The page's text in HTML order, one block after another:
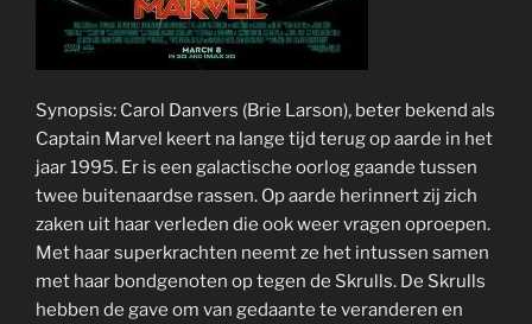
Synopsis: Carol Danvers (Brie Larson), beter bekend als
Captain Marvel keert na lange tijd terug op aarde in het
jaar 1995. Er is een galactische oorlog gaande tussen
twee buitenaardse rassen. Op aarde herinnert zij zich
zaken uit haar verleden die ook weer vragen oproepen.
Met haar superkrachten neemt ze het intussen samen
met haar bondgenoten op tegen de Skrulls. De Skrulls
hebben de gave om van gedaante te veranderen en